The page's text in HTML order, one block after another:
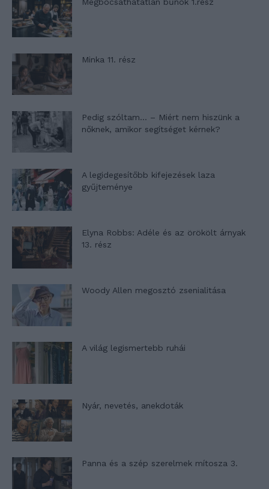
Megbocsáthatatlan bűnök 1.rész
Minka 11. rész
Pedig szóltam… – Miért nem hiszünk a
nőknek, amikor segítséget kérnek?
A legidegesítőbb kifejezések laza
gyűjteménye
Elyna Robbs: Adéle és az örökölt árnyak
13. rész
Woody Allen megosztó zsenialitása
A világ legismertebb ruhái
Nyár, nevetés, anekdoták
Panna és a szép szerelmek mítosza 3.